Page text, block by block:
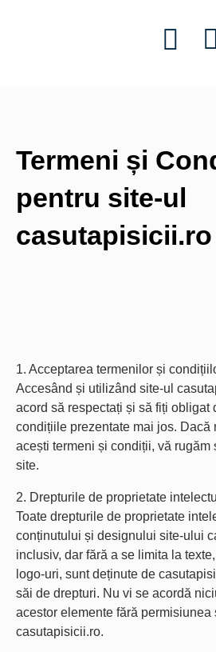
Termeni și
pentru site-ul
casutapisicii.ro
1. Acceptarea termenilor și
Accesând și utilizând site-ul
acord să respectați și să fiți obligat
condițiile prezentate mai jos. Dacă
acești termeni și condiții, vă rugăm
site.
2. Drepturile de proprietate
Toate drepturile de proprietate
conținutului și designului site-ului
inclusiv, dar fără a se limita la
logo-uri, sunt deținute de
săi de drepturi. Nu vi se acordă
acestor elemente fără permisiunea
casutapisicii.ro.